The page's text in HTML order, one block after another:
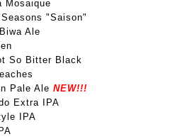
Mosaique
"Saison"
Ale
So Bitter Black
Pale Ale NEW!!!
Extra IPA
IPA